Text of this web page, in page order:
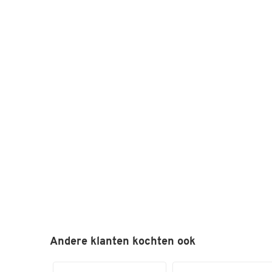
Andere klanten kochten ook